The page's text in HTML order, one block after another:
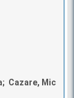
Cazare, Mic